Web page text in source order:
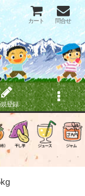
カート 問合せ
登録